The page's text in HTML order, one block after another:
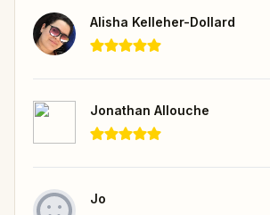
Alisha Kelleher-Dollard
Jonathan Allouche
Jo